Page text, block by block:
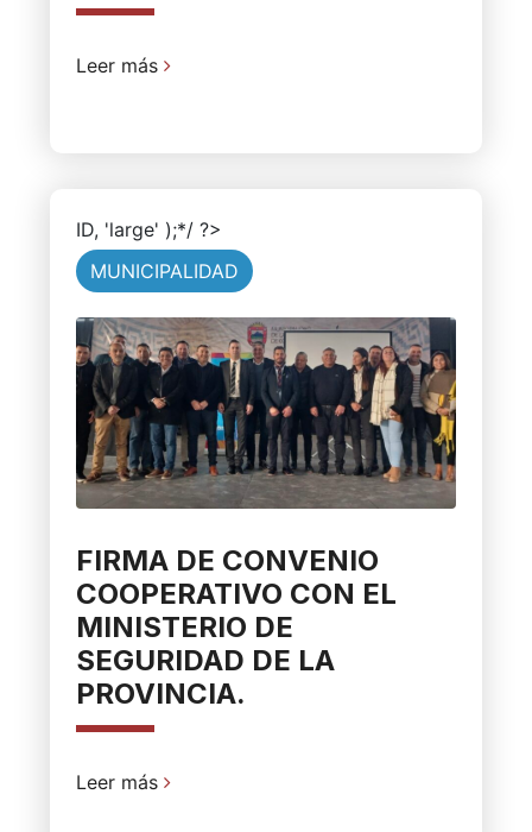
Leer más
ID, 'large' );*/ ?>
MUNICIPALIDAD
FIRMA DE CONVENIO
COOPERATIVO CON EL
MINISTERIO DE
SEGURIDAD DE LA
PROVINCIA.
Leer más